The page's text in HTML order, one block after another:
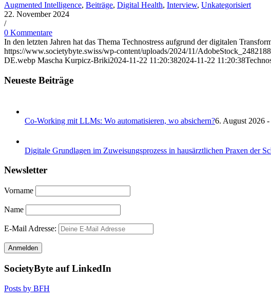
Augmented Intelligence, Beiträge, Digital Health, Interview, Unkategorisiert
22. November 2024
/
0 Kommentare
In den letzten Jahren hat das Thema Technostress aufgrund der digitalen
https://www.societybyte.swiss/wp-content/uploads/2024/11/
DE.webp Mascha Kurpicz-Briki2024-11-22 11:20:382024-11-22 11:20:38
Neueste Beiträge
Co-Working mit LLMs: Wo automatisieren, wo absichern?6. August 2026 -
Digitale Grundlagen im Zuweisungsprozess in hausärztlichen Praxen der
Newsletter
Vorname
Name
E-Mail Adresse:
SocietyByte auf LinkedIn
Posts by BFH